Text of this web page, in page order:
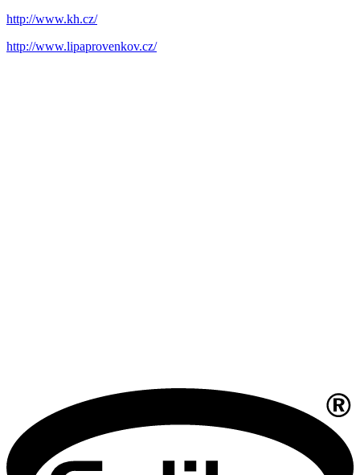
http://www.kh.cz/
http://www.lipaprovenkov.cz/